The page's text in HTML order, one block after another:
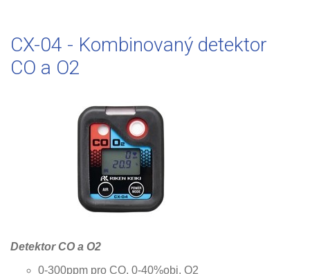
CX-04 - Kombinovaný detektor
CO a O2
Detektor CO a O2
0-300ppm pro CO, 0-40%obj. O2